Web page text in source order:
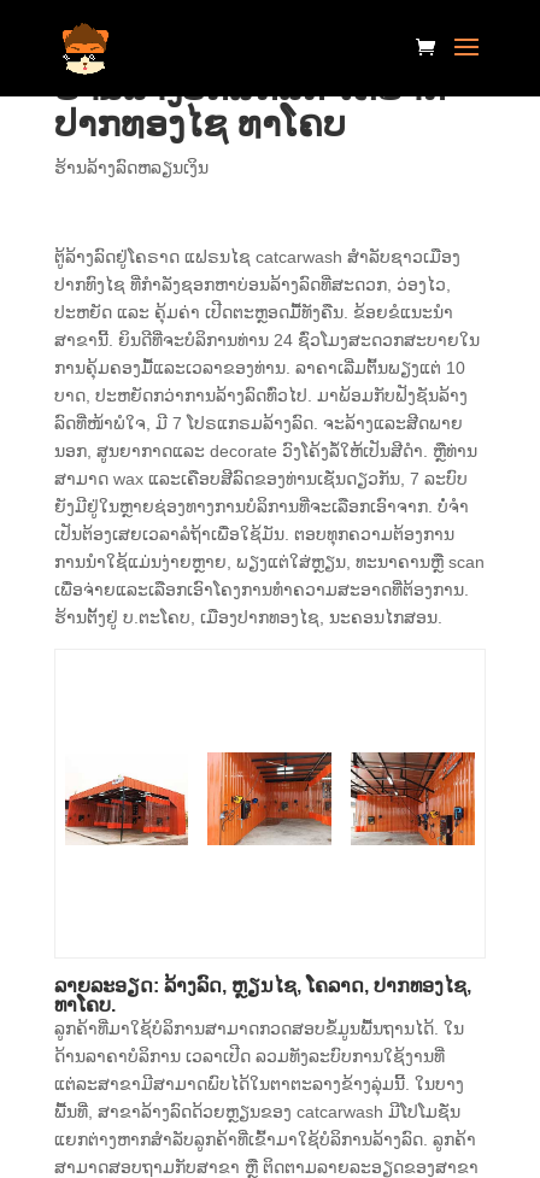
ຮ້ານລ້າງອັດສີດລົດ ໂຄຣາດ
ປາກທອງໄຊ ທາໂຄບ
ຮ້ານ​ລ້າງ​ລົດ​ຫລຽນ​ເງິນ
ຕູ້ລ້າງລົດຢູ່ໂຄຣາດ ແຟຣນໄຊ catcarwash ສຳລັບຊາວເມືອງ
ປາກທົງໄຊ ທີ່ກຳລັງຊອກຫາບ່ອນລ້າງລົດທີ່ສະດວກ, ວ່ອງໄວ,
ປະຫຍັດ ແລະ ຄຸ້ມຄ່າ ເປີດຕະຫຼອດມື້ທັງຄືນ. ຂ້ອຍຂໍແນະນຳ
ສາຂານີ້. ຍິນ​ດີ​ທີ່​ຈະ​ບໍ​ລິ​ການ​ທ່ານ 24 ຊົ່ວ​ໂມງ​ສະ​ດວກ​ສະ​ບາຍ​ໃນ​
ການ​ຄຸ້ມ​ຄອງ​ມື້​ແລະ​ເວ​ລາ​ຂອງ​ທ່ານ​. ລາຄາເລີ່ມຕົ້ນພຽງແຕ່ 10
ບາດ, ປະຫຍັດກວ່າການລ້າງລົດທົ່ວໄປ. ມາພ້ອມກັບຟັງຊັນລ້າງ
ລົດທີ່ໜ້າພໍໃຈ, ມີ 7 ໂປຣແກຣມລ້າງລົດ. ຈະລ້າງແລະສີດພາຍ
ນອກ, ສູນຍາກາດແລະ decorate ວົງໂຄ້ງລໍ້ໃຫ້ເປັນສີດໍາ. ຫຼືທ່ານ
ສາມາດ wax ແລະເຄືອບສີລົດຂອງທ່ານເຊັ່ນດຽວກັນ, 7 ລະບົບ
ຍັງມີຢູ່ໃນຫຼາຍຊ່ອງທາງການບໍລິການທີ່ຈະເລືອກເອົາຈາກ. ບໍ່ຈໍາ
ເປັນຕ້ອງເສຍເວລາລໍຖ້າເພື່ອໃຊ້ມັນ. ຕອບທຸກຄວາມຕ້ອງການ
ການ​ນໍາ​ໃຊ້​ແມ່ນ​ງ່າຍ​ຫຼາຍ​, ພຽງ​ແຕ່​ໃສ່​ຫຼຽນ​, ທະ​ນາ​ຄານ​ຫຼື scan
ເພື່ອ​ຈ່າຍ​ແລະ​ເລືອກ​ເອົາ​ໂຄງ​ການ​ທໍາ​ຄວາມ​ສະ​ອາດ​ທີ່​ຕ້ອງ​ການ​.
ຮ້ານຕັ້ງຢູ່ ບ.ຕະໂຄບ, ເມືອງປາກທອງໄຊ, ນະຄອນໄກສອນ.
​ລາຍ​ລະ​ອຽດ: ລ້າງລົດ, ຫຼຽນໄຊ, ໂຄລາດ, ປາກທອງໄຊ,
ທາໂຄບ.
ລູກຄ້າທີ່ມາໃຊ້ບໍລິການສາມາດກວດສອບຂໍ້ມູນພື້ນຖານໄດ້. ໃນ
ດ້ານລາຄາບໍລິການ ເວລາເປີດ ລວມທັງລະບົບການໃຊ້ງານທີ່
ແຕ່ລະສາຂາມີສາມາດພົບໄດ້ໃນຕາຕະລາງຂ້າງລຸ່ມນີ້. ໃນບາງ
ພື້ນທີ່, ສາຂາລ້າງລົດດ້ວຍຫຼຽນຂອງ catcarwash ມີໂປໂມຊັ່ນ
ແຍກຕ່າງຫາກສໍາລັບລູກຄ້າທີ່ເຂົ້າມາໃຊ້ບໍລິການລ້າງລົດ. ລູກຄ້າ
ສາມາດສອບຖາມກັບສາຂາ ຫຼື ຕິດຕາມລາຍລະອຽດຂອງສາຂາ